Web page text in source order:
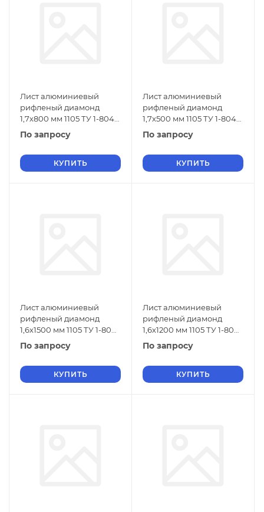
Лист алюминиевый
рифленый диамонд
1,7х800 мм 1105 ТУ 1-804-
432-2006
По запросу
КУПИТЬ
Лист алюминиевый
рифленый диамонд
1,7х500 мм 1105 ТУ 1-804-
432-2006
По запросу
КУПИТЬ
Лист алюминиевый
рифленый диамонд
1,6х1500 мм 1105 ТУ 1-804-
432-2006
По запросу
КУПИТЬ
Лист алюминиевый
рифленый диамонд
1,6х1200 мм 1105 ТУ 1-804-
432-2006
По запросу
КУПИТЬ